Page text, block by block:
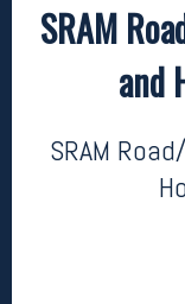
SRAM
and
SRAM
SRAM Road/